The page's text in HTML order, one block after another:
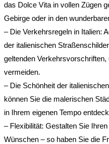
das Dolce Vita in vollen Zügen
Gebirge oder in den
– Die Verkehrsregeln in Italien:
der italienischen
geltenden
vermeiden.
– Die Schönheit der
können Sie die malerischen
in Ihrem eigenen Tempo
– Flexibilität: Gestalten Sie
Wünschen – so haben Sie die